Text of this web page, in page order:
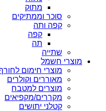
מתוק
סוכר וממתיקים
קפה ותה
קפה
תה
שתייה
מוצרי חשמל
מוצרי חימום
מאוררים וקולרים
מוצרים למטבח
מקררים/מקפיאים
קטלני יתושים